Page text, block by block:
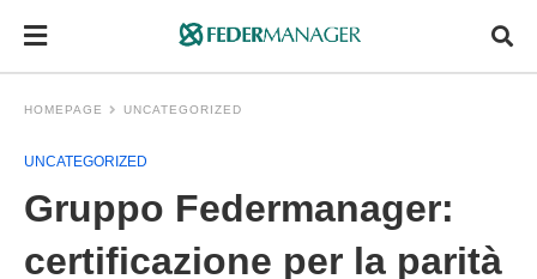
HOMEPAGE UNCATEGORIZED
UNCATEGORIZED
Gruppo Federmanager:
certificazione per la parità